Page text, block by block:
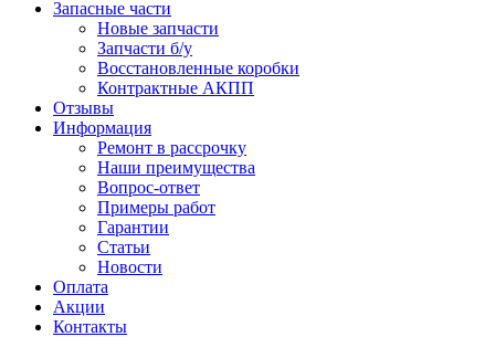
Запасные части
Новые запчасти
Запчасти б/у
Восстановленные коробки
Контрактные АКПП
Отзывы
Информация
Ремонт в рассрочку
Наши преимущества
Вопрос-ответ
Примеры работ
Гарантии
Статьи
Новости
Оплата
Акции
Контакты